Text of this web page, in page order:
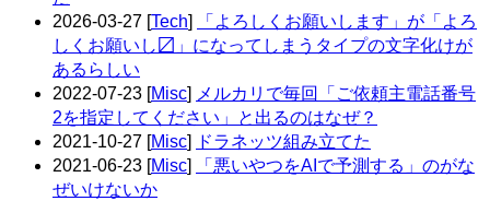
2026-03-27 [Tech]
「よろしくお願いします」が「よろ
しくお願いし〼」になってしまうタイプの文字化けが
あるらしい
2022-07-23 [Misc] メルカリで毎回「ご依頼主電話番号
2を指定してください」と出るのはなぜ？
2021-10-27 [Misc]
ドラネッツ組み立てた
2021-06-23 [Misc]
「悪いやつをAIで予測する」のがな
ぜいけないか